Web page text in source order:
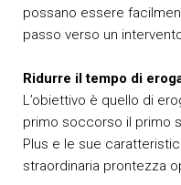
possano essere
passo verso un
Ridurre il tempo di
L’obiettivo è quello di
primo soccorso il primo
Plus e le sue
straordinaria prontezza